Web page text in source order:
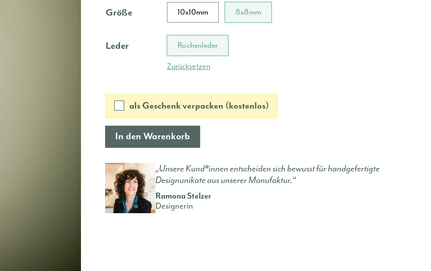
Größe 10x10mm 8x8mm
Leder Rochenleder
Zurücksetzen
als Geschenk verpacken (kostenlos)
In den Warenkorb
„Unsere Kund*innen entscheiden sich bewusst für handgefertigte
Designunikate aus unserer Manufaktur.“
Ramona Stelzer
Designerin